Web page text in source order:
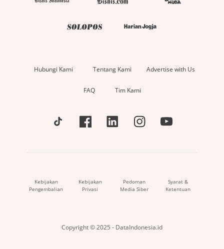
Hubungi Kami Tentang Kami Advertise with Us
FAQ Tim Kami
Kebijakan
Pengembalian
Kebijakan
Privasi
Pedoman
Media Siber
Syarat &
Ketentuan
Copyright © 2025 - DataIndonesia.id